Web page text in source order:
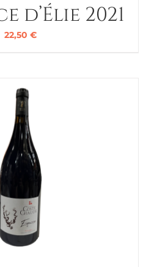
d’Élie 2021
22,50 €